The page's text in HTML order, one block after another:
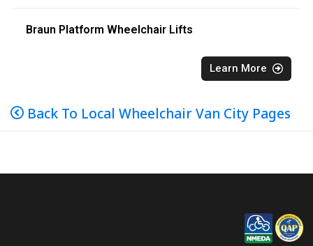
Braun Platform Wheelchair Lifts
Learn More
Back To Local Wheelchair Van City Pages